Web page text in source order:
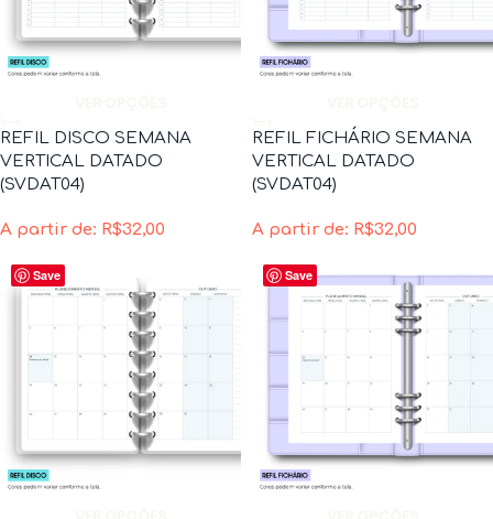
REFIL DISCO SEMANA
VERTICAL DATADO
(SVDAT04)
A partir de: R$32,00
REFIL FICHÁRIO SEMANA
VERTICAL DATADO
(SVDAT04)
A partir de: R$32,00
Save Save